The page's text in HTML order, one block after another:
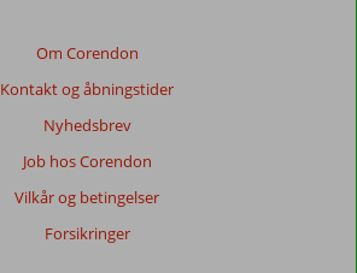
Om Corendon
Kontakt og åbningstider
Nyhedsbrev
Job hos Corendon
Vilkår og betingelser
Forsikringer